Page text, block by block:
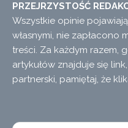
PRZEJRZYSTOŚĆ
Wszystkie opinie
własnymi, nie zapłacono
treści. Za każdym razem,
artykułów znajduje się
partnerski, pamiętaj, że